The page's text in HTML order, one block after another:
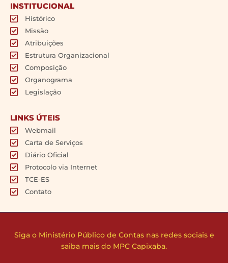
INSTITUCIONAL
Histórico
Missão
Atribuições
Estrutura Organizacional
Composição
Organograma
Legislação
LINKS ÚTEIS
Webmail
Carta de Serviços
Diário Oficial
Protocolo via Internet
TCE-ES
Contato
Siga o Ministério Público de Contas nas redes sociais e
saiba mais do MPC Capixaba.